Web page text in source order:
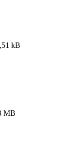
kB
MB